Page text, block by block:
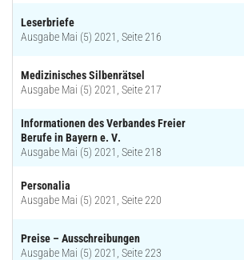
Leserbriefe
Ausgabe Mai (5) 2021, Seite 216
Medizinisches Silbenrätsel
Ausgabe Mai (5) 2021, Seite 217
Informationen des Verbandes Freier
Berufe in Bayern e. V.
Ausgabe Mai (5) 2021, Seite 218
Personalia
Ausgabe Mai (5) 2021, Seite 220
Preise – Ausschreibungen
Ausgabe Mai (5) 2021, Seite 223